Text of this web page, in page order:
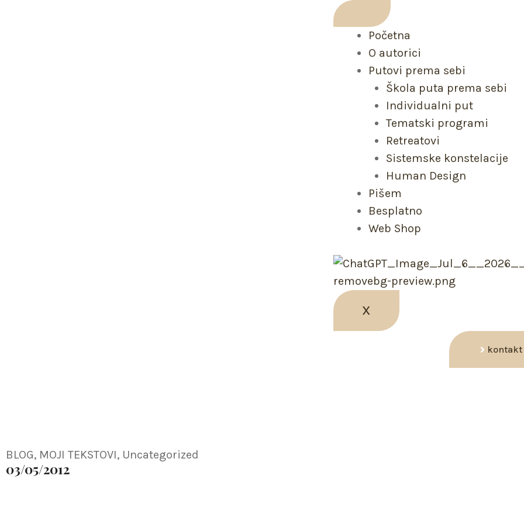
Početna
O autorici
Putovi prema sebi
Škola puta prema sebi
Individualni put
Tematski programi
Retreatovi
Sistemske konstelacije
Human Design
Pišem
Besplatno
Web Shop
X
kontakt
BLOG, MOJI TEKSTOVI, Uncategorized
03/05/2012